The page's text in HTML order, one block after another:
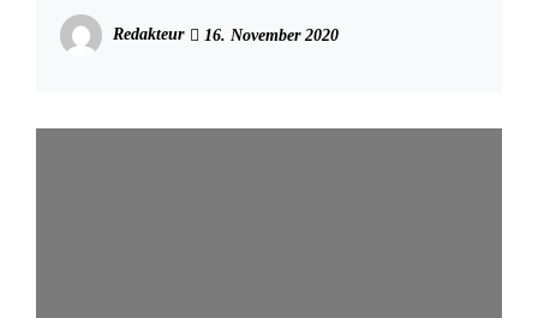
Redakteur 16. November 2020